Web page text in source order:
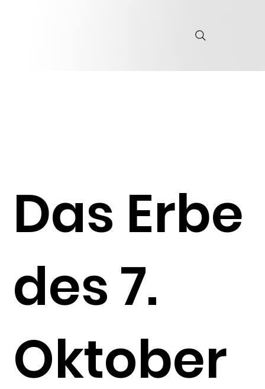
Das Erbe
des 7.
Oktober